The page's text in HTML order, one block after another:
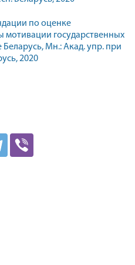
по оценке
мотивации государственных
Мн.: Акад. упр. при
2020